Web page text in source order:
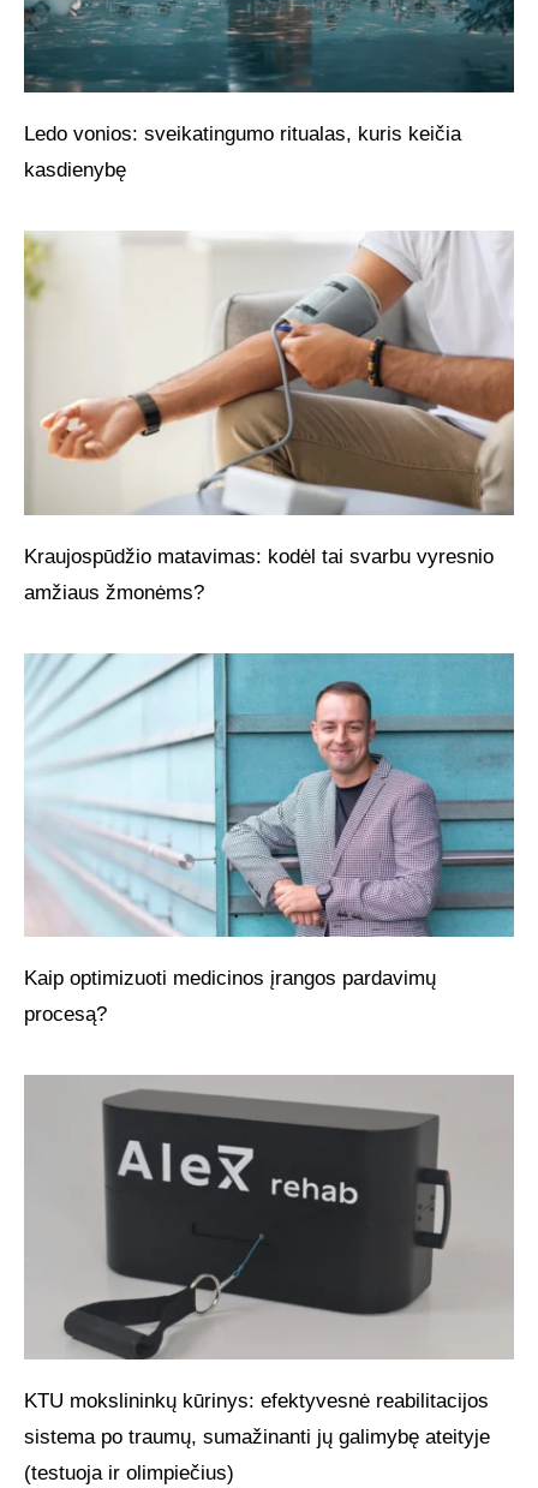
Ledo vonios: sveikatingumo ritualas, kuris keičia
kasdienybę
Kraujospūdžio matavimas: kodėl tai svarbu vyresnio
amžiaus žmonėms?
Kaip optimizuoti medicinos įrangos pardavimų
procesą?
KTU mokslininkų kūrinys: efektyvesnė reabilitacijos
sistema po traumų, sumažinanti jų galimybę ateityje
(testuoja ir olimpiečius)